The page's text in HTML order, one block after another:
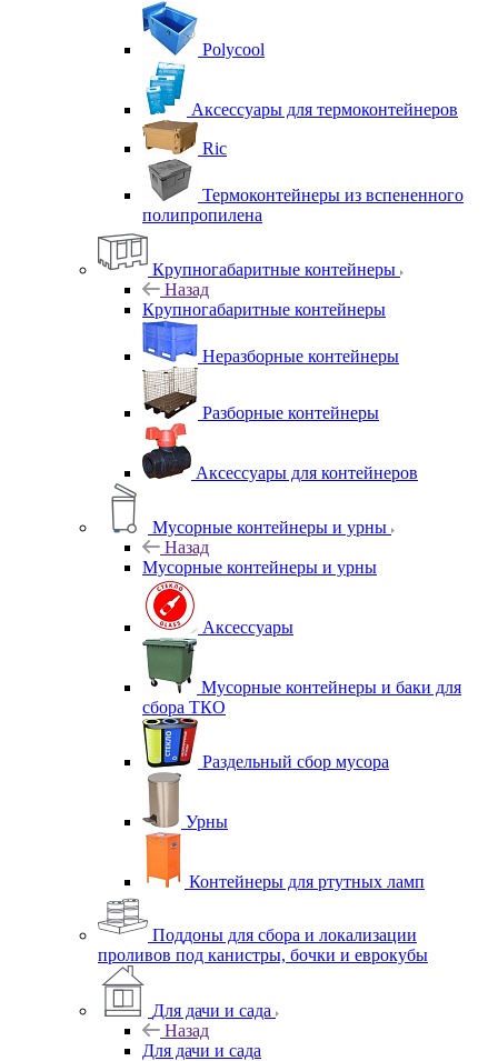
Polycool
Аксессуары для термоконтейнеров
Ric
Термоконтейнеры из вспененного
полипропилена
Крупногабаритные контейнеры
Назад
Крупногабаритные контейнеры
Неразборные контейнеры
Разборные контейнеры
Аксессуары для контейнеров
Мусорные контейнеры и урны
Назад
Мусорные контейнеры и урны
Аксессуары
Мусорные контейнеры и баки для
сбора ТКО
Раздельный сбор мусора
Урны
Контейнеры для ртутных ламп
Поддоны для сбора и локализации
проливов под канистры, бочки и еврокубы
Для дачи и сада
Назад
Для дачи и сада